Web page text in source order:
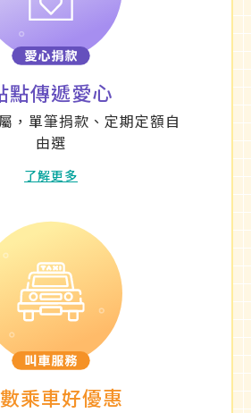
點傳遞愛心
，單筆捐款、定期定額自
由選
了解更多
乘車好優惠